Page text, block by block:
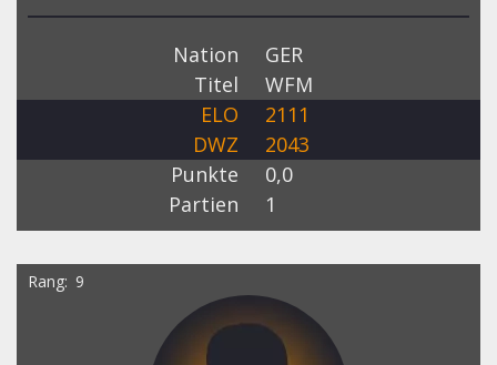
Nation
GER
Titel
WFM
ELO
2111
DWZ
2043
Punkte
0,0
Partien
1
Rang 9